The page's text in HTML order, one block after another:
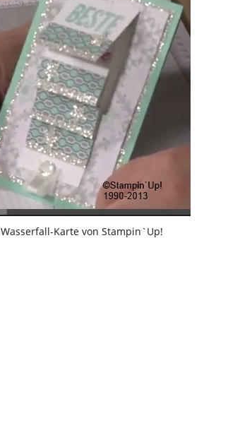
Wasserfall-Karte von Stampin`Up!